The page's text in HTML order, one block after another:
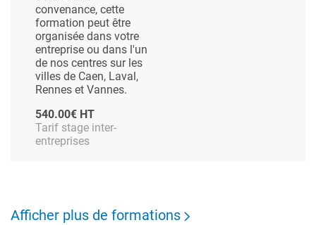
convenance, cette
formation peut être
organisée dans votre
entreprise ou dans l'un
de nos centres sur les
villes de Caen, Laval,
Rennes et Vannes.
540.00€ HT
Tarif stage inter-
entreprises
Afficher plus de formations